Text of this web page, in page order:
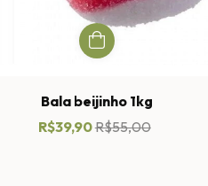
Bala beijinho 1kg
R$39,90R$55,00